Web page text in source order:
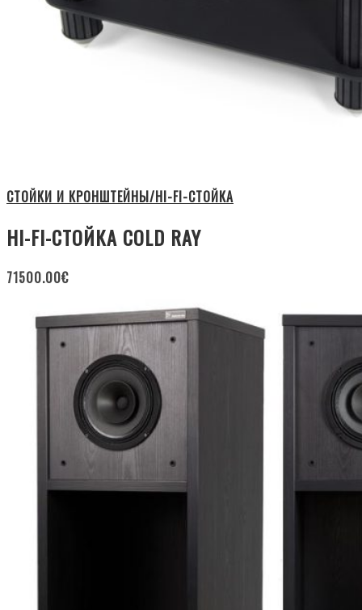
СТОЙКИ И КРОНШТЕЙНЫ/HI-FI-СТОЙКА
HI-FI-СТОЙКА COLD RAY
71500.00€